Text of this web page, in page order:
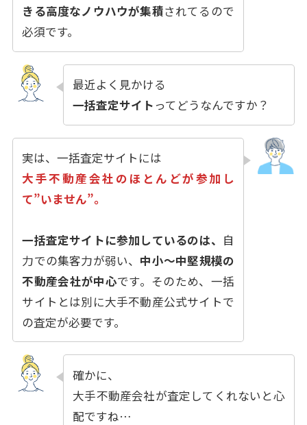
きる高度なノウハウが集積されてるので
必須です。
最近よく見かける
一括査定サイトってどうなんですか？
実は、一括査定サイトには
大手不動産会社のほとんどが参加し
て”いません”。
一括査定サイトに参加しているのは、 自
力での集客力が弱い、 中小〜中堅規模の
不動産会社が中心です。そのため、一括
サイトとは別に大手不動産公式サイトで
の査定が必要です。
確かに、
大手不動産会社が査定してくれないと心
配ですね…